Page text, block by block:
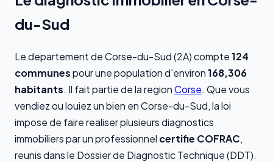
du-Sud
Le departement de Corse-du-Sud (2A) compte124
communespour une population d'environ168,306
habitants. Il fait partie de la regionCorse. Que vous
vendiez ou louiez un bien en Corse-du-Sud, la loi
impose de faire realiser plusieurs diagnostics
immobiliers par un professionnel certifie COFRAC,
reunis dans le Dossier de Diagnostic Technique (DDT).